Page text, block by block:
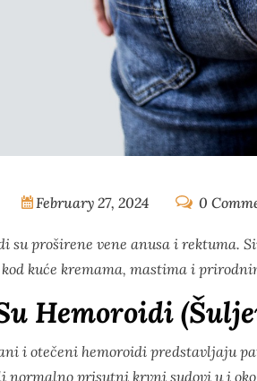
February 27, 2024 0
su proširene vene anusa i rektuma.
kuće kremama, mastima i
Hemoroidi
i otečeni hemoroidi predstavljaju
normalno prisutni krvni sudovi u i